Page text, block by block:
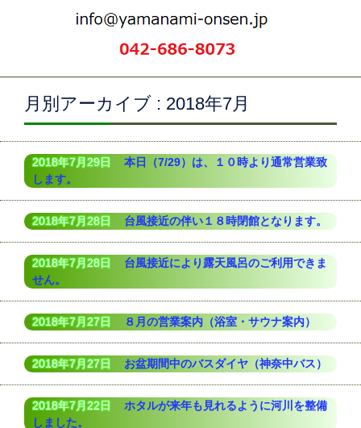
月別アーカイブ : 2018年7月
2018年7月29日 本日（7/29）は、１０時より通常営業致
します。
2018年7月28日 台風接近の伴い１８時閉館となります。
2018年7月28日 台風接近により露天風呂のご利用できま
せん。
2018年7月27日 ８月の営業案内（浴室・サウナ案内）
2018年7月27日 お盆期間中のバスダイヤ（神奈中バス）
2018年7月22日 ホタルが来年も見れるように河川を整備
しました。